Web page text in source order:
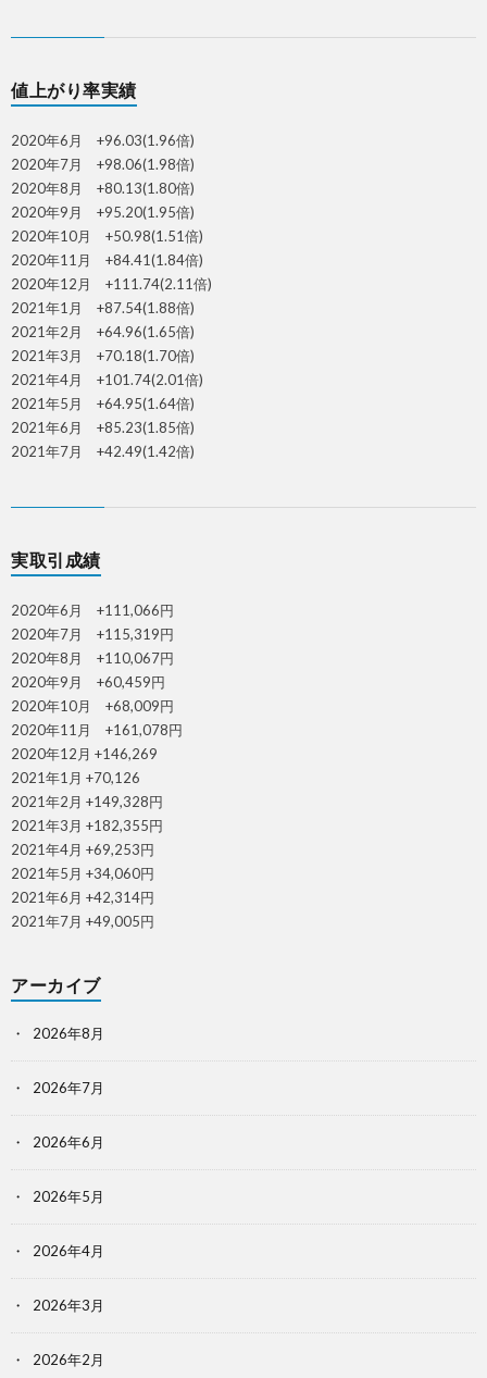
値上がり率実績
2020年6月 +96.03(1.96倍)
2020年7月 +98.06(1.98倍)
2020年8月 +80.13(1.80倍)
2020年9月 +95.20(1.95倍)
2020年10月 +50.98(1.51倍)
2020年11月 +84.41(1.84倍)
2020年12月 +111.74(2.11倍)
2021年1月 +87.54(1.88倍)
2021年2月 +64.96(1.65倍)
2021年3月 +70.18(1.70倍)
2021年4月 +101.74(2.01倍)
2021年5月 +64.95(1.64倍)
2021年6月 +85.23(1.85倍)
2021年7月 +42.49(1.42倍)
実取引成績
2020年6月 +111,066円
2020年7月 +115,319円
2020年8月 +110,067円
2020年9月 +60,459円
2020年10月 +68,009円
2020年11月 +161,078円
2020年12月 +146,269
2021年1月 +70,126
2021年2月 +149,328円
2021年3月 +182,355円
2021年4月 +69,253円
2021年5月 +34,060円
2021年6月 +42,314円
2021年7月 +49,005円
アーカイブ
2026年8月
2026年7月
2026年6月
2026年5月
2026年4月
2026年3月
2026年2月